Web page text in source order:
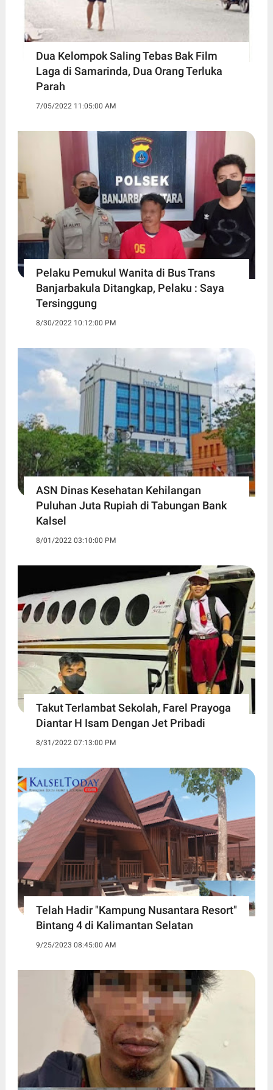
Dua Kelompok Saling Tebas Bak Film
Laga di Samarinda, Dua Orang Terluka
Parah
7/05/2022 11:05:00 AM
Pelaku Pemukul Wanita di Bus Trans
Banjarbakula Ditangkap, Pelaku : Saya
Tersinggung
8/30/2022 10:12:00 PM
ASN Dinas Kesehatan Kehilangan
Puluhan Juta Rupiah di Tabungan Bank
Kalsel
8/01/2022 03:10:00 PM
Takut Terlambat Sekolah, Farel Prayoga
Diantar H Isam Dengan Jet Pribadi
8/31/2022 07:13:00 PM
Telah Hadir "Kampung Nusantara Resort"
Bintang 4 di Kalimantan Selatan
9/25/2023 08:45:00 AM